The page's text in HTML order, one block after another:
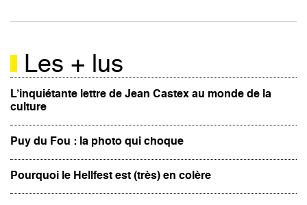
Les + lus
L’inquiétante lettre de Jean Castex au monde de la
culture
Puy du Fou : la photo qui choque
Pourquoi le Hellfest est (très) en colère